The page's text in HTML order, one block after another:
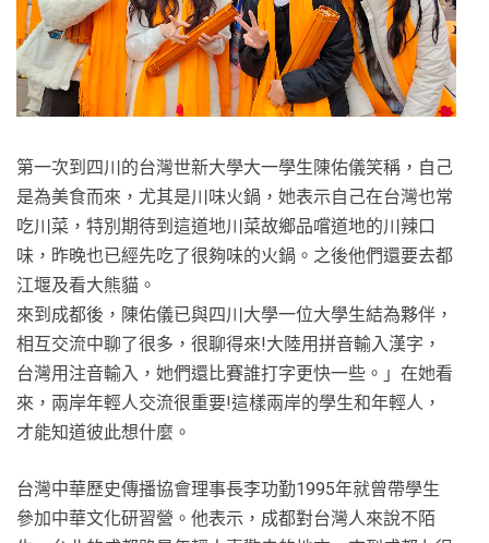
第一次到四川的台灣世新大學大一學生陳佑儀笑稱，自己
是為美食而來，尤其是川味火鍋，她表示自己在台灣也常
吃川菜，特別期待到這道地川菜故鄉品嚐道地的川辣口
味，昨晚也已經先吃了很夠味的火鍋。之後他們還要去都
江堰及看大熊貓。
來到成都後，陳佑儀已與四川大學一位大學生結為夥伴，
相互交流中聊了很多，很聊得來!大陸用拼音輸入漢字，
台灣用注音輸入，她們還比賽誰打字更快一些。」在她看
來，兩岸年輕人交流很重要!這樣兩岸的學生和年輕人，
才能知道彼此想什麼。
台灣中華歷史傳播協會理事長李功勤1995年就曾帶學生
參加中華文化研習營。他表示，成都對台灣人來說不陌